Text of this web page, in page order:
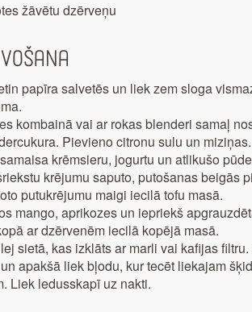
žāvētu dzērveņu
papīra salvetēs un liek zem sloga
kombainā vai ar rokas blenderi samaļ
Pievieno citronu sulu un miziņas.
krēmsieru, jogurtu un atlikušo
krējumu saputo, putošanas beigās
putukrējumu maigi iecilā tofu masā.
mango, aprikozes un iepriekš
ar dzērvenēm iecilā kopējā masā.
sietā, kas izklāts ar marli vai kafijas
apakšā liek bļodu, kur tecēt liekajam
Liek ledusskapī uz nakti.